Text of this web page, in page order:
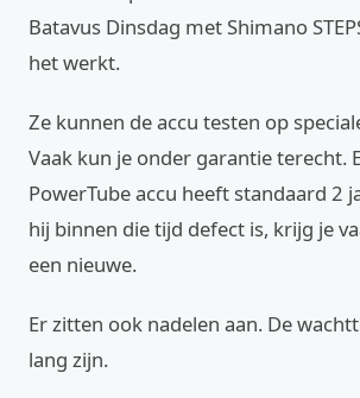
Batavus Dinsdag met Shimano
het werkt.
Ze kunnen de accu testen op
Vaak kun je onder garantie terecht.
PowerTube accu heeft standaard 2
hij binnen die tijd defect is, krijg je
een nieuwe.
Er zitten ook nadelen aan. De
lang zijn.